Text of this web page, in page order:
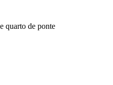
quarto de ponte